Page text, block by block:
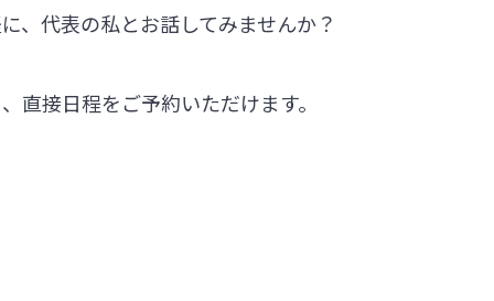
、代表の私とお話してみませんか？
直接日程をご予約いただけます。